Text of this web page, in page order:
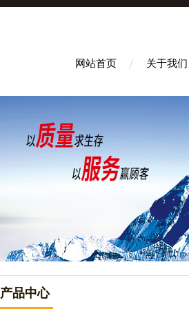
网站首页 关于我们
产品中心